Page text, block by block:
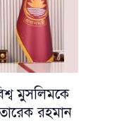
মুসলিমকে
তারেক রহমান